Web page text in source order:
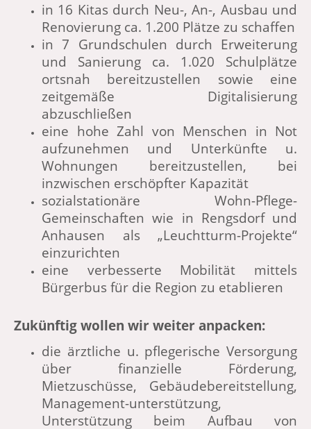
in 16 Kitas durch Neu-, An-, Ausbau und
Renovierung ca. 1.200 Plätze zu schaffen
in 7 Grundschulen durch Erweiterung
und Sanierung ca. 1.020 Schulplätze
ortsnah bereitzustellen sowie eine
zeitgemäße Digitalisierung
abzuschließen
eine hohe Zahl von Menschen in Not
aufzunehmen und Unterkünfte u.
Wohnungen bereitzustellen, bei
inzwischen erschöpfter Kapazität
sozialstationäre Wohn-Pflege-
Gemeinschaften wie in Rengsdorf und
Anhausen als „Leuchtturm-Projekte“
einzurichten
eine verbesserte Mobilität mittels
Bürgerbus für die Region zu etablieren
Zukünftig wollen wir weiter anpacken:
die ärztliche u. pflegerische Versorgung
über finanzielle Förderung,
Mietzuschüsse, Gebäudebereitstellung,
Management-unterstützung,
Unterstützung beim Aufbau von